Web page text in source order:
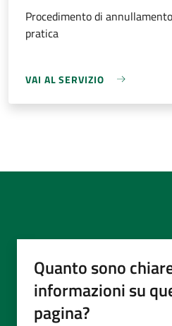
Procedimento di
pratica
VAI AL SERVIZIO
Quanto sono
informazioni su
pagina?